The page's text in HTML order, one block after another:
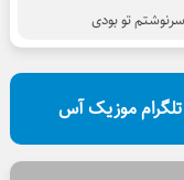
تو بودی
موزیک آس